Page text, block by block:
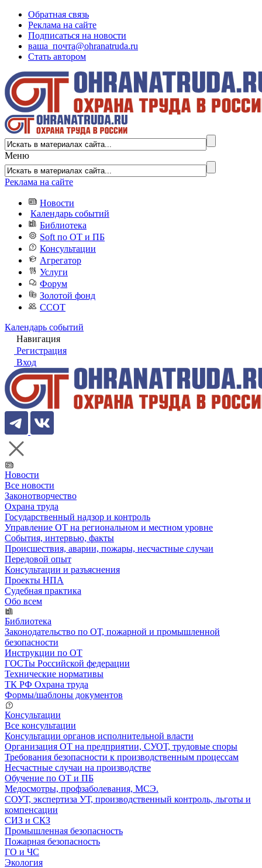
Обратная связь
Реклама на сайте
Подписаться на новости
ваша_почта@ohranatruda.ru
Стать автором
Меню
Реклама на сайте
Новости
Календарь событий
Библиотека
Soft по ОТ и ПБ
Консультации
Агрегатор
Услуги
Форум
Золотой фонд
ССОТ
Календарь событий
Навигация
Регистрация
Вход
Новости
Все новости
Законотворчество
Охрана труда
Государственный надзор и контроль
Управление ОТ на региональном и местном уровне
События, интервью, факты
Происшествия, аварии, пожары, несчастные случаи
Передовой опыт
Консультации и разъяснения
Проекты НПА
Судебная практика
Обо всем
Библиотека
Законодательство по ОТ, пожарной и промышленной
безопасности
Инструкции по ОТ
ГОСТы Российской федерации
Технические нормативы
ТК РФ Охрана труда
Формы/шаблоны документов
Консультации
Все консультации
Консультации органов исполнительной власти
Организация ОТ на предприятии, СУОТ, трудовые споры
Требования безопасности к производственным процессам
Несчастные случаи на производстве
Обучение по ОТ и ПБ
Медосмотры, профзаболевания, МСЭ.
СОУТ, экспертиза УТ, производственный контроль, льготы и
компенсации
СИЗ и СКЗ
Промышленная безопасность
Пожарная безопасность
ГО и ЧС
Экология